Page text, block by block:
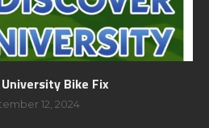
Bike Fix
12, 2024